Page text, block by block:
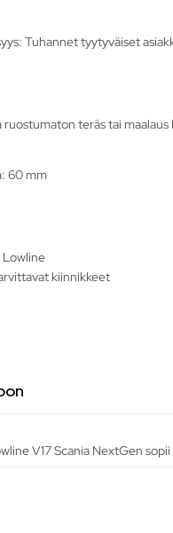
Tuhannet tyytyväiset
ruostumaton teräs tai
60 mm
kiinnikkeet
V17 Scania NextGen